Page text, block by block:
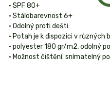
• SPF 80+
• Stálobarevnost 6+
• Odolný proti dešti
• Potah je k dispozici v různých
• polyester 180 gr/m2, odolný
• Možnost čištění: snímatelný